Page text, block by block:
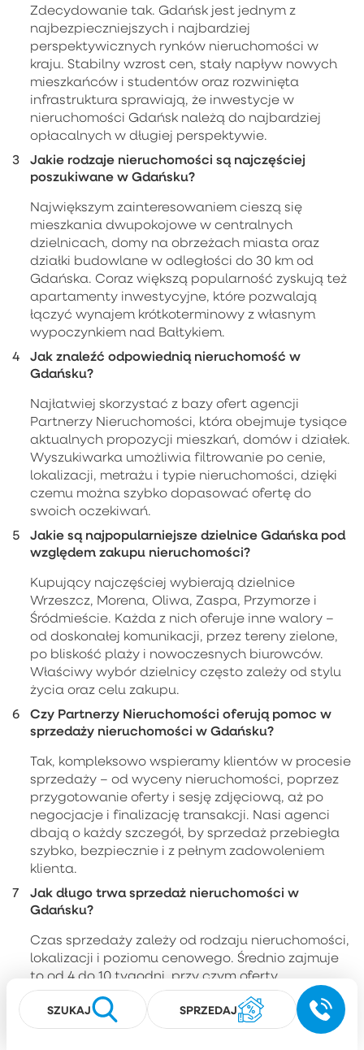
Zdecydowanie tak. Gdańsk jest jednym z
najbezpieczniejszych i najbardziej
perspektywicznych rynków nieruchomości w
kraju. Stabilny wzrost cen, stały napływ nowych
mieszkańców i studentów oraz rozwinięta
infrastruktura sprawiają, że inwestycje w
nieruchomości Gdańsk należą do najbardziej
opłacalnych w długiej perspektywie.
Jakie rodzaje nieruchomości są najczęściej
poszukiwane w Gdańsku?
Największym zainteresowaniem cieszą się
mieszkania dwupokojowe w centralnych
dzielnicach, domy na obrzeżach miasta oraz
działki budowlane w odległości do 30 km od
Gdańska. Coraz większą popularność zyskują też
apartamenty inwestycyjne, które pozwalają
łączyć wynajem krótkoterminowy z własnym
wypoczynkiem nad Bałtykiem.
Jak znaleźć odpowiednią nieruchomość w
Gdańsku?
Najłatwiej skorzystać z bazy ofert agencji
Partnerzy Nieruchomości, która obejmuje tysiące
aktualnych propozycji mieszkań, domów i działek.
Wyszukiwarka umożliwia filtrowanie po cenie,
lokalizacji, metrażu i typie nieruchomości, dzięki
czemu można szybko dopasować ofertę do
swoich oczekiwań.
Jakie są najpopularniejsze dzielnice Gdańska pod
względem zakupu nieruchomości?
Kupujący najczęściej wybierają dzielnice
Wrzeszcz, Morena, Oliwa, Zaspa, Przymorze i
Śródmieście. Każda z nich oferuje inne walory –
od doskonałej komunikacji, przez tereny zielone,
po bliskość plaży i nowoczesnych biurowców.
Właściwy wybór dzielnicy często zależy od stylu
życia oraz celu zakupu.
Czy Partnerzy Nieruchomości oferują pomoc w
sprzedaży nieruchomości w Gdańsku?
Tak, kompleksowo wspieramy klientów w procesie
sprzedaży – od wyceny nieruchomości, poprzez
przygotowanie oferty i sesję zdjęciową, aż po
negocjacje i finalizację transakcji. Nasi agenci
dbają o każdy szczegół, by sprzedaż przebiegła
szybko, bezpiecznie i z pełnym zadowoleniem
klienta.
Jak długo trwa sprzedaż nieruchomości w
Gdańsku?
Czas sprzedaży zależy od rodzaju nieruchomości,
lokalizacji i poziomu cenowego. Średnio zajmuje
to od 4 do 10 tygodni, przy czym oferty
odpowiednio przygotowane i promowane przez
agencję Partnerzy często znajdują nabywców w
znacznie krótszym czasie.
SZUKAJ SPRZEDAJ